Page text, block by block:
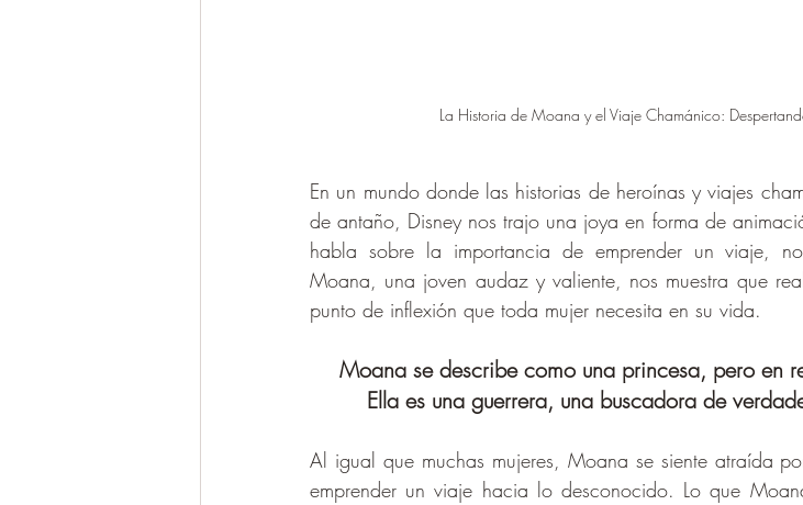
La Historia de Moana y el Viaje Chamánico:
En un mundo donde las historias de heroínas y viajes
de antaño, Disney nos trajo una joya en forma de
habla sobre la importancia de emprender un viaje,
Moana, una joven audaz y valiente, nos muestra que
punto de inflexión que toda mujer necesita en su vida.
Moana se describe como una princesa, pero en
Ella es una guerrera, una buscadora de
Al igual que muchas mujeres, Moana se siente atraída
emprender un viaje hacia lo desconocido. Lo que